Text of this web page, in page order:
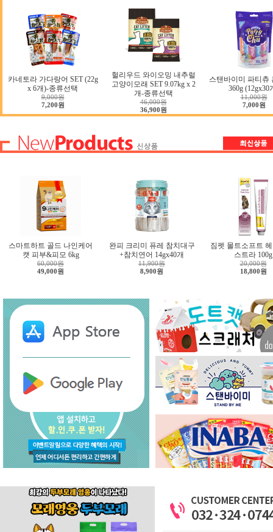
카네토라 가다랑어 SET (22g
x 6개)-종류선택
9,000원
7,200원
헐리우드 와이오밍 내추럴
고양이모래 SET 9.07kg x 2
개-종류선택
46,000원
36,900원
스탠바이미 파티츄
360g (12gx30
11,000원
7,000원
스마트하트 골드 나인케어
캣 피부&피모 6kg
60,000원
49,000원
완피 크리미 퓨레 참치대구
+참치연어 14gx40개
11,900원
8,900원
짐펫 몰트소프트
스트라 100g
20,000원
18,800원